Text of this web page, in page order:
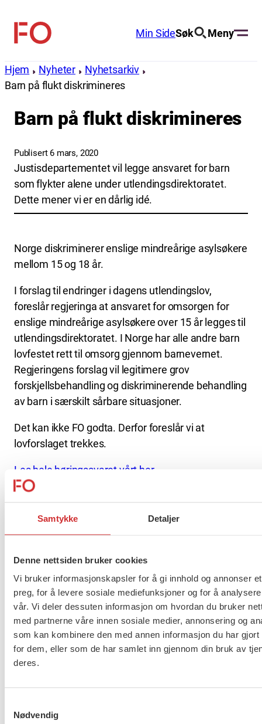
Samtykke Detaljer
Denne nettsiden bruker cookies
Vi bruker informasjonskapsler for å gi innhold og annonser
preg, for å levere sosiale mediefunksjoner og for å
vår. Vi deler dessuten informasjon om hvordan du bruker
med partnerne våre innen sosiale medier, annonsering og
som kan kombinere den med annen informasjon du har gjort
for dem, eller som de har samlet inn gjennom din bruk av
deres.
Nødvendig
innhold
FO
Min SideSøk Meny
Hjem Nyheter
Nyhetsarkiv
Barn på flukt diskrimineres
Barn på flukt diskrimineres
Publisert 6 mars, 2020
Justisdepartementet vil legge ansvaret for barn
som flykter alene under utlendingsdirektoratet.
Dette mener vi er en dårlig idé.
Norge diskriminerer enslige mindreårige asylsøkere
mellom 15 og 18 år.
I forslag til endringer i dagens utlendingslov,
foreslår regjeringa at ansvaret for omsorgen for
enslige mindreårige asylsøkere over 15 år legges til
utlendingsdirektoratet. I Norge har alle andre barn
lovfestet rett til omsorg gjennom barnevernet.
Regjeringens forslag vil legitimere grov
forskjellsbehandling og diskriminerende behandling
av barn i særskilt sårbare situasjoner.
Det kan ikke FO godta. Derfor foreslår vi at
lovforslaget trekkes.
Les hele høringssvaret vårt her
Flere saker
Taushetsplikt og personvern
Er du berørt av brannen i